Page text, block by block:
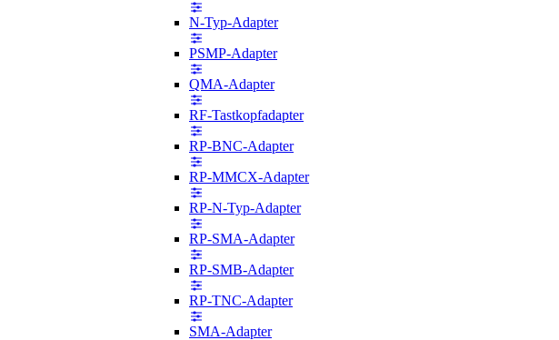
N-Typ-Adapter
PSMP-Adapter
QMA-Adapter
RF-Tastkopfadapter
RP-BNC-Adapter
RP-MMCX-Adapter
RP-N-Typ-Adapter
RP-SMA-Adapter
RP-SMB-Adapter
RP-TNC-Adapter
SMA-Adapter